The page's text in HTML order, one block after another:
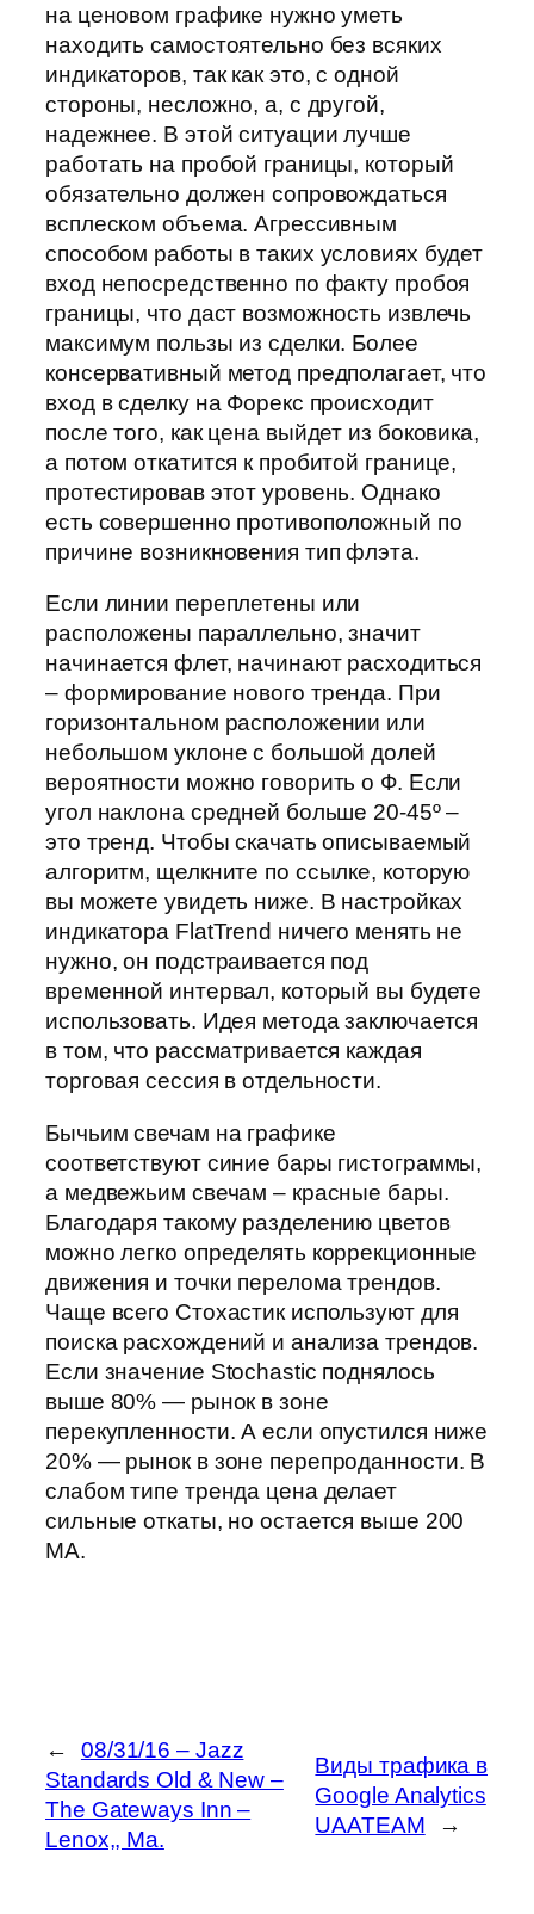
на ценовом графике нужно уметь
находить самостоятельно без всяких
индикаторов, так как это, с одной
стороны, несложно, а, с другой,
надежнее. В этой ситуации лучше
работать на пробой границы, который
обязательно должен сопровождаться
всплеском объема. Агрессивным
способом работы в таких условиях будет
вход непосредственно по факту пробоя
границы, что даст возможность извлечь
максимум пользы из сделки. Более
консервативный метод предполагает, что
вход в сделку на Форекс происходит
после того, как цена выйдет из боковика,
а потом откатится к пробитой границе,
протестировав этот уровень. Однако
есть совершенно противоположный по
причине возникновения тип флэта.
Если линии переплетены или
расположены параллельно, значит
начинается флет, начинают расходиться
– формирование нового тренда. При
горизонтальном расположении или
небольшом уклоне с большой долей
вероятности можно говорить о Ф. Если
угол наклона средней больше 20-45º –
это тренд. Чтобы скачать описываемый
алгоритм, щелкните по ссылке, которую
вы можете увидеть ниже. В настройках
индикатора FlatTrend ничего менять не
нужно, он подстраивается под
временной интервал, который вы будете
использовать. Идея метода заключается
в том, что рассматривается каждая
торговая сессия в отдельности.
Бычьим свечам на графике
соответствуют синие бары гистограммы,
а медвежьим свечам – красные бары.
Благодаря такому разделению цветов
можно легко определять коррекционные
движения и точки перелома трендов.
Чаще всего Стохастик используют для
поиска расхождений и анализа трендов.
Если значение Stochastic поднялось
выше 80% — рынок в зоне
перекупленности. А если опустился ниже
20% — рынок в зоне перепроданности. В
слабом типе тренда цена делает
сильные откаты, но остается выше 200
MA.
←
08/31/16 – Jazz
Standards Old & New –
The Gateways Inn –
Lenox,, Ma.
Виды трафика в
Google Analytics
UAATEAM
→